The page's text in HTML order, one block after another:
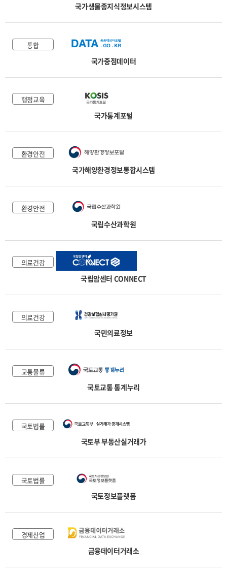
국가생물종지식정보시스템
통합
국가중점데이터
행정교육
국가통계포털
환경안전
국가해양환경정보통합시스템
환경안전
국립수산과학원
의료건강
국립암센터 CONNECT
의료건강
국민의료정보
교통물류
국토교통 통계누리
국토법률
국토부 부동산실거래가
국토법률
국토정보플랫폼
경제산업
금융데이터거래소